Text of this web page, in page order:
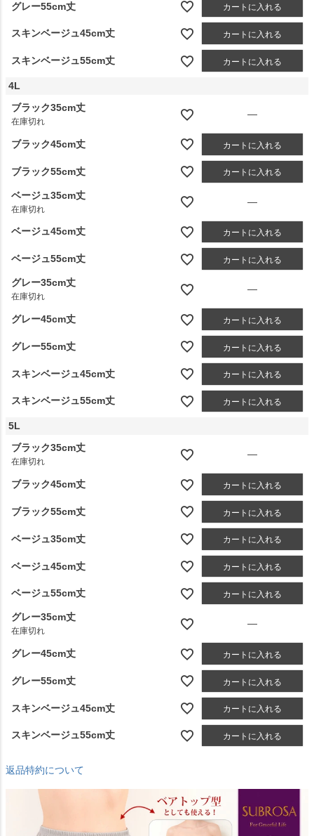
グレー55cm丈 カートに入れる
スキンベージュ45cm丈 カートに入れる
スキンベージュ55cm丈 カートに入れる
4L
ブラック35cm丈
在庫切れ
—
ブラック45cm丈 カートに入れる
ブラック55cm丈 カートに入れる
ベージュ35cm丈
在庫切れ
—
ベージュ45cm丈 カートに入れる
ベージュ55cm丈 カートに入れる
グレー35cm丈
在庫切れ
—
グレー45cm丈 カートに入れる
グレー55cm丈 カートに入れる
スキンベージュ45cm丈 カートに入れる
スキンベージュ55cm丈 カートに入れる
5L
ブラック35cm丈
在庫切れ
—
ブラック45cm丈 カートに入れる
ブラック55cm丈 カートに入れる
ベージュ35cm丈 カートに入れる
ベージュ45cm丈 カートに入れる
ベージュ55cm丈 カートに入れる
グレー35cm丈
在庫切れ
—
グレー45cm丈 カートに入れる
グレー55cm丈 カートに入れる
スキンベージュ45cm丈 カートに入れる
スキンベージュ55cm丈 カートに入れる
返品特約について